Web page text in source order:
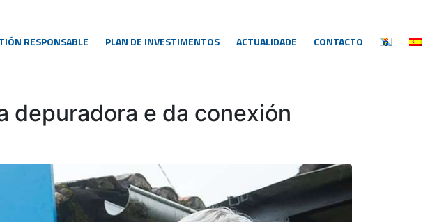
RESPONSABLE PLAN DE INVESTIMENTOS ACTUALIDADE CONTACTO
depuradora e da conexión